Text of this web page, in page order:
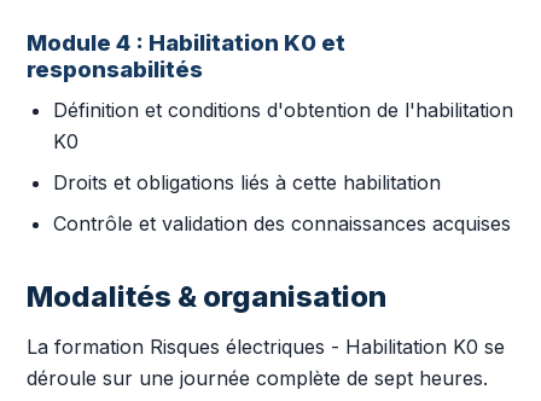
Module 4 : Habilitation K0 et
responsabilités
Définition et conditions d'obtention de l'habilitation
K0
Droits et obligations liés à cette habilitation
Contrôle et validation des connaissances acquises
Modalités & organisation
La formation Risques électriques - Habilitation K0 se
déroule sur une journée complète de sept heures.